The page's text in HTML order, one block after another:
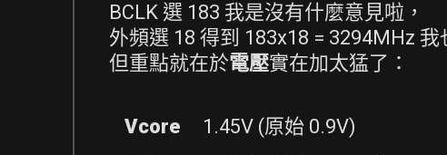
BCLK 選 183 我是沒有什麼意見啦，
外頻選 18 得到 183x18 = 3294MHz 我
但重點就在於電壓實在加太猛了：
Vcore
1.45V (原始 0.9V)